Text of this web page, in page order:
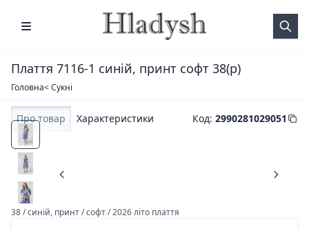
Плаття 7116-1 синій, принт софт 38(р)
Головна< Сукні
Про товар Характеристики Код: 2990281029051
38 / синій, принт / софт / 2026 літо плаття